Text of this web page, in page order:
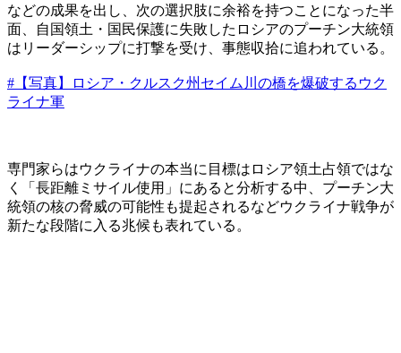
などの成果を出し、次の選択肢に余裕を持つことになった半
面、自国領土・国民保護に失敗したロシアのプーチン大統領
はリーダーシップに打撃を受け、事態収拾に追われている。
#【写真】ロシア・クルスク州セイム川の橋を爆破するウク
ライナ軍
専門家らはウクライナの本当に目標はロシア領土占領ではな
く「長距離ミサイル使用」にあると分析する中、プーチン大
統領の核の脅威の可能性も提起されるなどウクライナ戦争が
新たな段階に入る兆候も表れている。